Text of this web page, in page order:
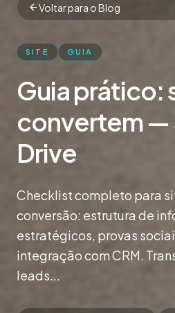
Voltar para o Blog
SITE GUIA
Guia prático:
convertem —
Drive
Checklist completo para
conversão: estrutura de
estratégicos, provas
integração com CRM.
leads...